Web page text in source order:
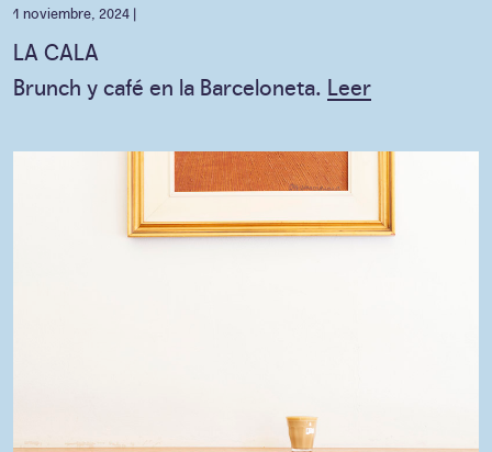
1 noviembre, 2024 |
LA CALA
Brunch y café en la Barceloneta. Leer